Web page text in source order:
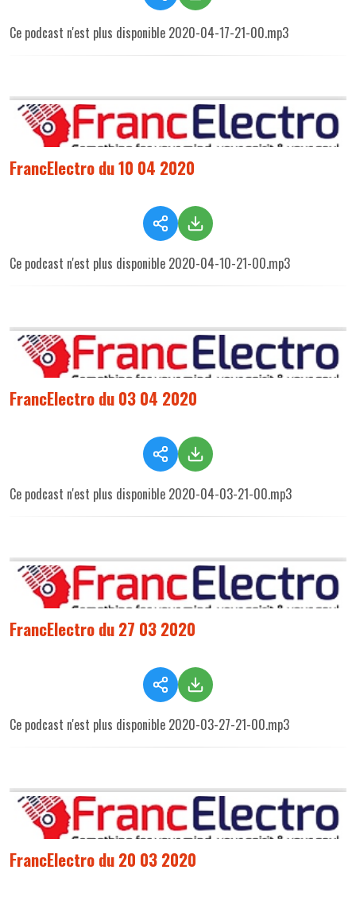
Ce podcast n'est plus disponible 2020-04-17-21-00.mp3
FrancElectro du 10 04 2020
Ce podcast n'est plus disponible 2020-04-10-21-00.mp3
FrancElectro du 03 04 2020
Ce podcast n'est plus disponible 2020-04-03-21-00.mp3
FrancElectro du 27 03 2020
Ce podcast n'est plus disponible 2020-03-27-21-00.mp3
FrancElectro du 20 03 2020